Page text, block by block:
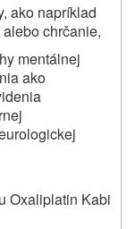
ako napríklad
chrčanie,
mentálnej
ako
Oxaliplatin Kabi